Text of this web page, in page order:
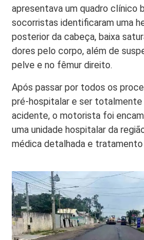
apresentava um quadro clínico
socorristas identificaram uma
posterior da cabeça, baixa
dores pelo corpo, além de
pelve e no fêmur direito.
Após passar por todos os
pré-hospitalar e ser totalmente
acidente, o motorista foi
uma unidade hospitalar da
médica detalhada e